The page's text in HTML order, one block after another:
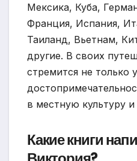
Мексика, Куба,
Франция, Испания,
Таиланд, Вьетнам,
другие. В своих
стремится не только
в местную культуру
Какие книги